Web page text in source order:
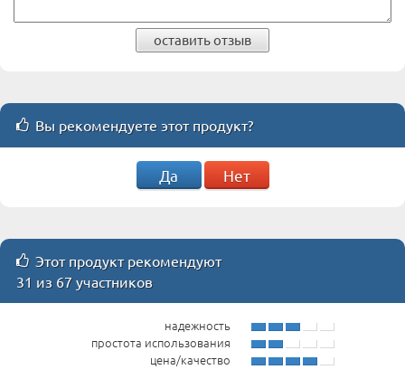
оставить отзыв
Вы рекомендуете этот продукт?
Да Нет
Этот продукт рекомендуют
31 из 67 участников
надежность
простота использования
цена/качество